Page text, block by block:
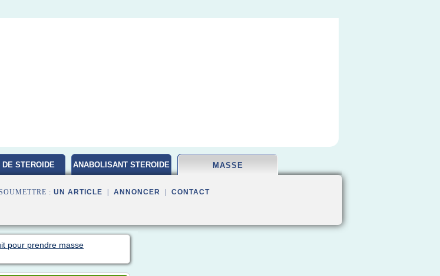
DE STEROIDE ANABOLISANT STEROIDE MASSE
: UN ARTICLE ANNONCER CONTACT
pour prendre masse